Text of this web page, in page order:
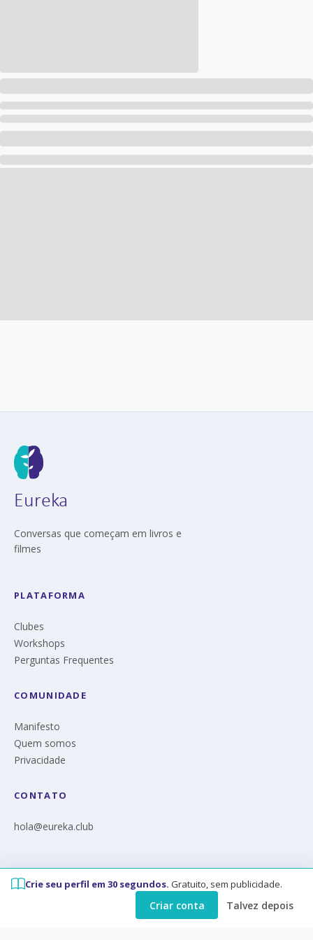
Eureka
Conversas que começam em livros e
filmes
PLATAFORMA
Clubes
Workshops
Perguntas Frequentes
COMUNIDADE
Manifesto
Quem somos
Privacidade
CONTATO
hola@eureka.club
© Eureka 2026
Crie seu perfil em 30 segundos. Gratuito, sem publicidade.
Criar conta Talvez depois